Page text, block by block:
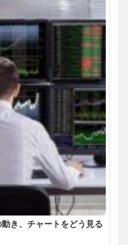
き、チャートをどう見る